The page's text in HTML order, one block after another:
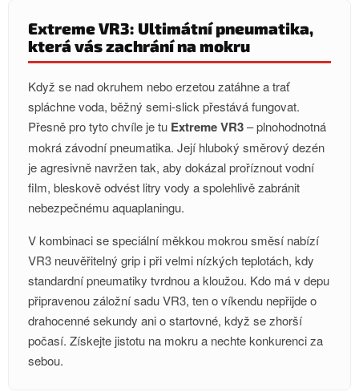
á
d
a
í
p
r
v
k
y
v
ý
p
i
s
u
Extreme VR3: Ultimátní pneumatika,
která vás zachrání na mokru
Když se nad okruhem nebo erzetou zatáhne a trať
spláchne voda, běžný semi-slick přestává fungovat.
Přesně pro tyto chvíle je tu Extreme VR3– plnohodnotná
mokrá závodní pneumatika. Její hluboký směrový dezén
je agresivně navržen tak, aby dokázal proříznout vodní
film, bleskově odvést litry vody a spolehlivě zabránit
nebezpečnému aquaplaningu.
V kombinaci se speciální měkkou mokrou směsí nabízí
VR3 neuvěřitelný grip i při velmi nízkých teplotách, kdy
standardní pneumatiky tvrdnou a kloužou. Kdo má v depu
připravenou záložní sadu VR3, ten o víkendu nepřijde o
drahocenné sekundy ani o startovné, když se zhorší
počasí. Získejte jistotu na mokru a nechte konkurenci za
sebou.